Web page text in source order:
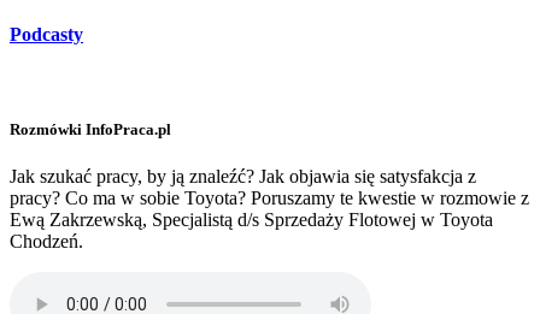
Podcasty
Rozmówki InfoPraca.pl
Jak szukać pracy, by ją znaleźć? Jak objawia się satysfakcja z
pracy? Co ma w sobie Toyota? Poruszamy te kwestie w rozmowie z
Ewą Zakrzewską, Specjalistą d/s Sprzedaży Flotowej w Toyota
Chodzeń.